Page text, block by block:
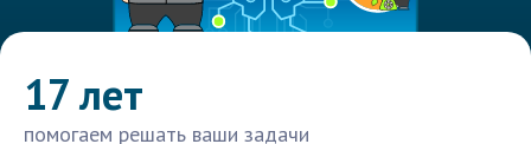
17 лет
помогаем решать ваши задачи